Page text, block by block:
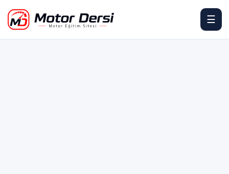
Motor Dersi
☰